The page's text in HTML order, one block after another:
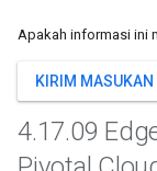
Apakah informasi ini
KIRIM MASUKAN
4.17.09